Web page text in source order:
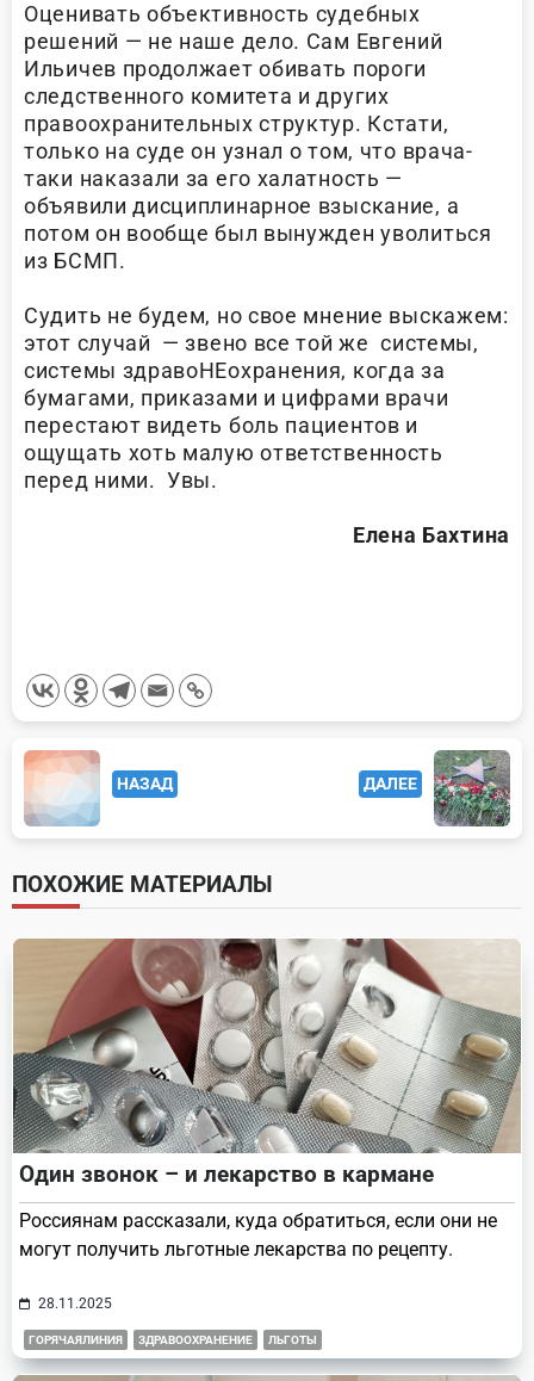
Оценивать объективность судебных
решений — не наше дело. Сам Евгений
Ильичев продолжает обивать пороги
следственного комитета и других
правоохранительных структур. Кстати,
только на суде он узнал о том, что врача-
таки наказали за его халатность —
объявили дисциплинарное взыскание, а
потом он вообще был вынужден уволиться
из БСМП.
Судить не будем, но свое мнение выскажем:
этот случай — звено все той же системы,
системы здравоНЕохранения, когда за
бумагами, приказами и цифрами врачи
перестают видеть боль пациентов и
ощущать хоть малую ответственность
перед ними. Увы.
Елена Бахтина
<span
class="nav-
subtitle
screen-
reader-
text">Page</span>
НАЗАД ДАЛЕЕ
ПОХОЖИЕ МАТЕРИАЛЫ
Один звонок – и лекарство в кармане
Россиянам рассказали, куда обратиться, если они не
могут получить льготные лекарства по рецепту.
28.11.2025
ГОРЯЧАЯЛИНИЯ ЗДРАВООХРАНЕНИЕ ЛЬГОТЫ